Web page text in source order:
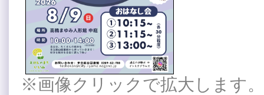
※画像クリックで拡大します